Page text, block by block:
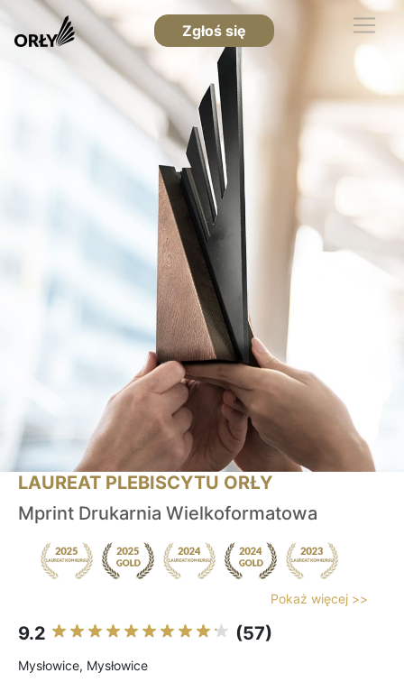
Zgłoś się
LAUREAT PLEBISCYTU ORŁY
Mprint Drukarnia Wielkoformatowa
Pokaż więcej >>
9.2 (57)
Mysłowice, Mysłowice